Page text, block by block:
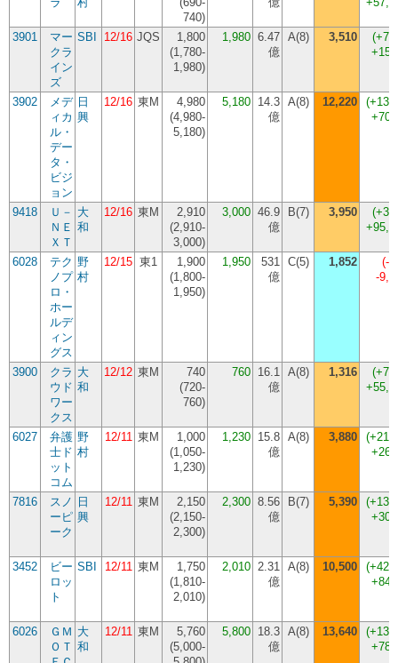
740)
3901
マー
クラ
イン
ズ
SBI 12/16 JQS
1,800
(1,780-
1,980)
1,980 6.47
億
A(8) 3,510 (
3902
メデ
ィカ
ル・
デー
タ・
ビジ
ョン
日
興
12/16 東M
4,980
(4,980-
5,180)
5,180 14.3
億
A(8) 12,220 (
9418
Ｕ－
ＮＥ
ＸＴ
大
和
12/16 東M
2,910
(2,910-
3,000)
3,000 46.9
億
B(7) 3,950 (
6028
テク
ノプ
ロ・
ホー
ルデ
ィン
グス
野
村
12/15 東1
1,900
(1,800-
1,950)
1,950
531
億
C(5) 1,852 (-
-
3900
クラ
ウド
ワー
クス
大
和
12/12 東M
740
(720-
760)
760 16.1
億
A(8) 1,316 (
6027
弁護
士ド
ット
コム
野
村
12/11 東M
1,000
(1,050-
1,230)
1,230 15.8
億
A(8) 3,880 (
7816
スノ
ーピ
ーク
日
興
12/11 東M
2,150
(2,150-
2,300)
2,300 8.56
億
B(7) 5,390 (
3452
ビー
ロッ
ト
SBI 12/11 東M
1,750
(1,810-
2,010)
2,010 2.31
億
A(8) 10,500 (
6026
ＧＭ
ＯＴ
大
和
12/11 東M
5,760
(5,000-
5,800 18.3
億
A(8) 13,640 (